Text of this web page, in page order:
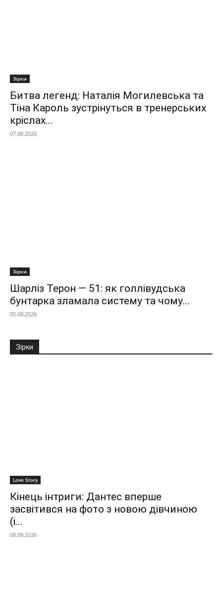
Зірки
Битва легенд: Наталія Могилевська та
Тіна Кароль зустрінуться в тренерських
кріслах...
07.08.2026
Зірки
Шарліз Терон — 51: як голлівудська
бунтарка зламала систему та чому...
05.08.2026
Зірки
Love Story
Кінець інтриги: Дантес вперше
засвітився на фото з новою дівчиною
(і...
08.08.2026